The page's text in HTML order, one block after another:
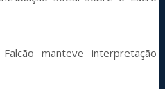
manteve interpretação